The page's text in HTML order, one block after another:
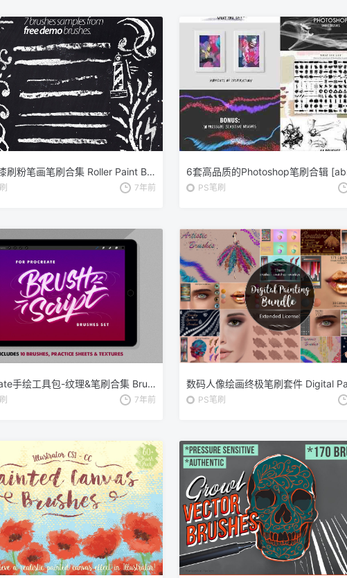
滚轴涂漆刷粉笔画笔刷合集 Roller Paint Brush + Bonus
7年前
6套高品质的Photoshop笔刷合辑
PS笔刷
Procreate手绘工具包-纹理&笔刷合集 BrushScript Bundle for Procreate
7年前 PS笔刷